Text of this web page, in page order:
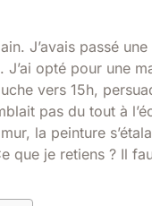
J’avais passé
opté pour une
vers 15h,
pas du tout à
la peinture
que je retiens ? Il